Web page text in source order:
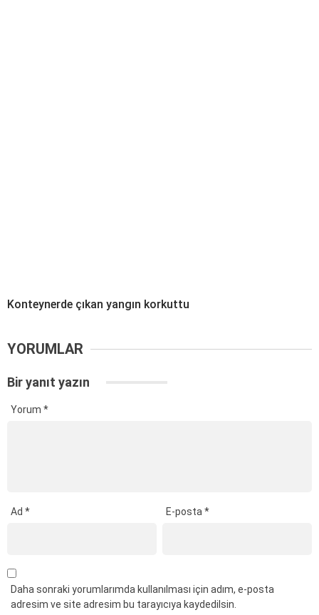
Konteynerde çıkan yangın korkuttu
YORUMLAR
Bir yanıt yazın
Yorum *
Ad * E-posta*
Daha sonraki yorumlarımda kullanılması için adım, e-posta
adresim ve site adresim bu tarayıcıya kaydedilsin.